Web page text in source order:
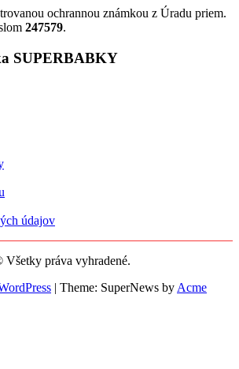
ochrannou známkou z Úradu priem.
247579.
SUPERBABKY
údajov
práva vyhradené.
| Theme: SuperNews by Acme